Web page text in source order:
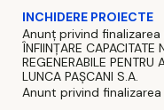
INCHIDERE PROIECTE
Anunț privind
ÎNFIINȚARE CAPACITATE
REGENERABILE
LUNCA PAȘCANI S.A.
Anunt privind